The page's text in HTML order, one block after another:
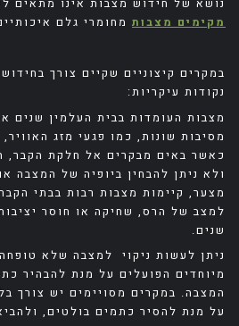
נושא של חידוש מצבות אינו מתאים
מקימים מצבות מחומרי גלם
במקרים קיצוניים שקיים צורך
נקודות עיקריות:
מצבות העומדות בבית העלמין שנים
מסיבות שונות, כמו פגעי מזג
כאשר באים מבקרים אל חלקת הקבר,
ולא ניתן להבחין ביופיה של המצבה
מצער, קיימות מצבות רבות בבתי
למצב של הרס, שחיקה או חוסר
שנים.
ניתן לעשות ניקוי למצבה שלא
מיוחדים הפועלים על מנת להבהיר
המצבה. במקרים מסויימים יש צורך
על מנת להסיר כתמים בולטים,